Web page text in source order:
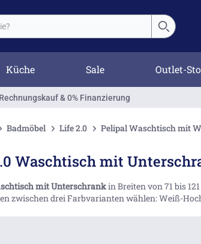
Küche Sale Outlet-
Rechnungskauf & 0% Finanzierung
Badmöbel Life 2.0 Pelipal Waschtisch mit
Waschtisch mit
mit Unterschrankin Breiten von 71 bis
zwischen drei Farbvarianten wählen: Weiß-